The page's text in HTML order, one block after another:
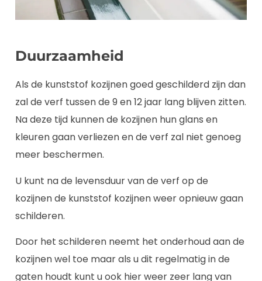
Duurzaamheid
Als de kunststof kozijnen goed geschilderd zijn dan
zal de verf tussen de 9 en 12 jaar lang blijven zitten.
Na deze tijd kunnen de kozijnen hun glans en
kleuren gaan verliezen en de verf zal niet genoeg
meer beschermen.
U kunt na de levensduur van de verf op de
kozijnen de kunststof kozijnen weer opnieuw gaan
schilderen.
Door het schilderen neemt het onderhoud aan de
kozijnen wel toe maar als u dit regelmatig in de
gaten houdt kunt u ook hier weer zeer lang van